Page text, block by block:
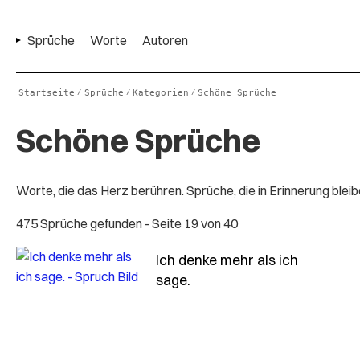
Sprüche Worte Autoren
Startseite / Sprüche / Kategorien / Schöne Sprüche
Schöne Sprüche
Worte, die das Herz berühren. Sprüche, die in Erinnerung
475 Sprüche gefunden - Seite 19 von 40
Ich denke mehr als ich
sage.